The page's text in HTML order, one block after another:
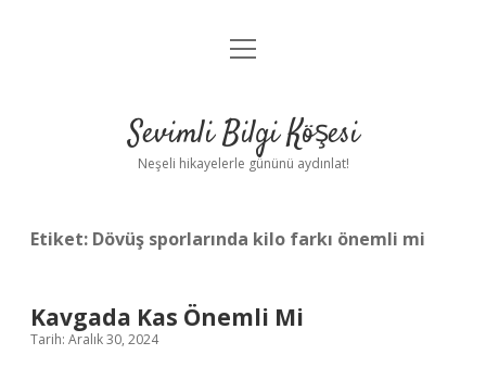
Anasayfa
Yasal Uyarı
menüyü
Sevimli Bilgi Köşesi
Neşeli hikayelerle gününü aydınlat!
Etiket: Dövüş sporlarında kilo farkı önemli mi
Kavgada Kas Önemli Mi
Tarih: Aralık 30, 2024